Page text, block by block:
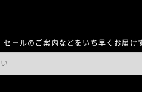
ールのご案内などをいち早くお届け